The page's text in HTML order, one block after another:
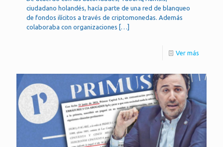
ciudadano holandés, hacía parte de una red de blanqueo
de fondos ilícitos a través de criptomonedas. Además
colaboraba con organizaciones […]
Ver más